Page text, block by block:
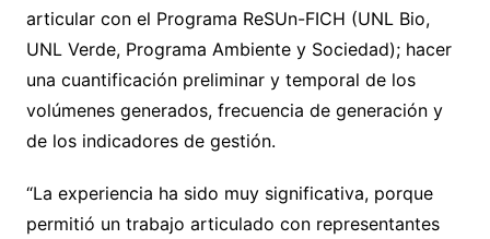
articular con el Programa ReSUn-FICH (UNL Bio,
UNL Verde, Programa Ambiente y Sociedad); hacer
una cuantificación preliminar y temporal de los
volúmenes generados, frecuencia de generación y
de los indicadores de gestión.
“La experiencia ha sido muy significativa, porque
permitió un trabajo articulado con representantes